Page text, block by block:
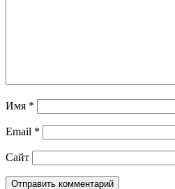
Имя *
Email *
Сайт